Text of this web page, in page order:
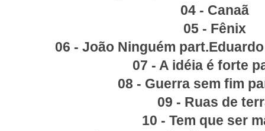
04 - Canaã
05 - Fênix
06 - João Ninguém
07 - A idéia é forte
08 - Guerra sem fim
09 - Ruas de
10 - Tem que ser